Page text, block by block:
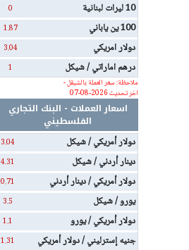
10 ليرات لبنانية 0
100 ين ياباني 1.87
دولار امريكي 3.04
درهم اماراتي / شيكل
1
ملاحظة: سعر العملة بالشيقل -
اخر تحديث 2026-08-07
اسعار العملات - البنك التجاري
الفلسطيني
دولار أمريكي / شيكل
3.04
دينار أردني / شيكل 4.31
دولار أمريكي / دينار أردني 0.71
يورو / شيكل 3.5
دولار أمريكي / يورو 1.1
جنيه إسترليني / دولار أمريكي 1.31